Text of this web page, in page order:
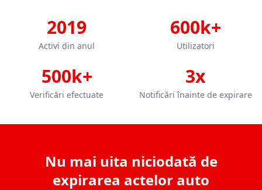
2019
Activi din anul
600k+
Utilizatori
500k+
Verificări efectuate
3x
Notificări înainte de expirare
Nu mai uita niciodată de
expirarea actelor auto